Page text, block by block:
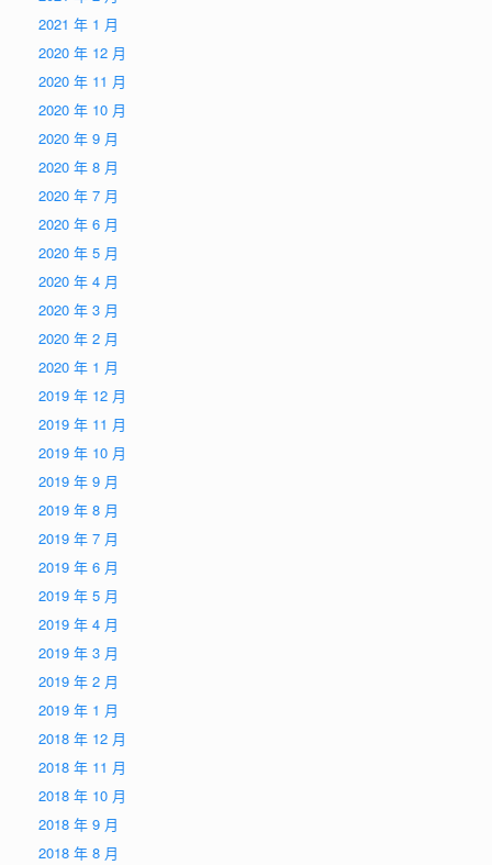
2021 年 1 月
2020 年 12 月
2020 年 11 月
2020 年 10 月
2020 年 9 月
2020 年 8 月
2020 年 7 月
2020 年 6 月
2020 年 5 月
2020 年 4 月
2020 年 3 月
2020 年 2 月
2020 年 1 月
2019 年 12 月
2019 年 11 月
2019 年 10 月
2019 年 9 月
2019 年 8 月
2019 年 7 月
2019 年 6 月
2019 年 5 月
2019 年 4 月
2019 年 3 月
2019 年 2 月
2019 年 1 月
2018 年 12 月
2018 年 11 月
2018 年 10 月
2018 年 9 月
2018 年 8 月